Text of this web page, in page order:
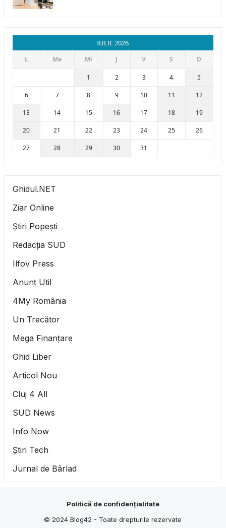
IULIE 2026
L Ma Mi J V S D
1 2 3 4 5
6 7 8 9 10 11 12
13 14 15 16 17 18 19
20 21 22 23 24 25 26
27 28 29 30 31
Ghidul.NET
Ziar Online
Știri Popești
Redacția SUD
Ilfov Press
Anunț Util
4My România
Un Trecător
Mega Finanțare
Ghid Liber
Articol Nou
Cluj 4 All
SUD News
Info Now
Știri Tech
Jurnal de Bârlad
Politică de confidențialitate
© 2024Blog42 - Toate drepturile rezervate